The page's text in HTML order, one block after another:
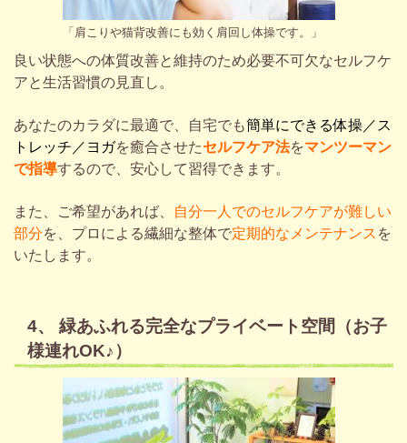
「肩こりや猫背改善にも効く肩回し体操です。」
良い状態への体質改善と維持のため必要不可欠なセルフケ
アと生活習慣の見直し。
あなたのカラダに最適で、自宅でも簡単にできる体操／ス
トレッチ／ヨガを癒合させたセルフケア法をマンツーマン
で指導するので、安心して習得できます。
また、ご希望があれば、
自分一人でのセルフケアが難しい
部分を、プロによる繊細な整体で定期的なメンテナンス を
いたします。
4、 緑あふれる完全なプライベート空間（お子
様連れOK♪）